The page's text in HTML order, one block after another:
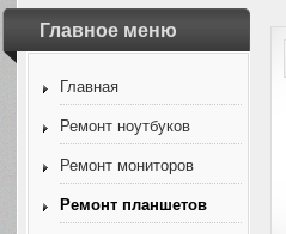
Главное меню
Главная
Ремонт ноутбуков
Ремонт мониторов
Ремонт планшетов